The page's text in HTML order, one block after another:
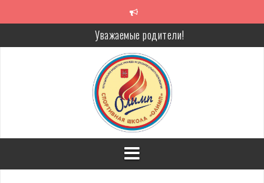
Уважаемые родители!
Алкоголь — путь в никуда
Решение спора без суда
Проголосуй за объекты благоустройства!